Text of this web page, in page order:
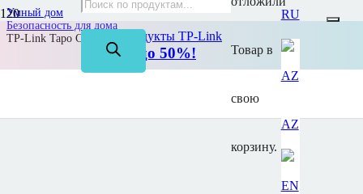
На все продукты TP-Link
Скидка до 50%! Товар в
свою
корзину.
RU
AZ
Умный дом
Безопасность для дома
TP-Link Tapo C202